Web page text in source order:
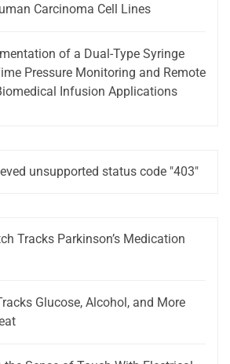
Carcinoma Cell Lines
of a Dual-Type Syringe
Pressure Monitoring and Remote
Infusion Applications
unsupported status code "403"
Tracks Parkinson’s Medication
Glucose, Alcohol, and More